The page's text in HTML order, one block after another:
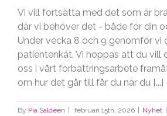
Vi vill fortsätta med det som är
där vi behöver det - både för din
Under vecka 8 och 9 genomför vi
patientenkät. Vi hoppas att du vill
oss i vårt förbättringsarbete
om hur det går till får du när du [...]
By Pia Saldeen februari 15th, 2026 Nyhet